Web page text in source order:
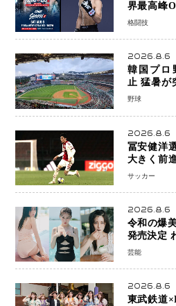
界最高峰
キックボ
格闘技
2026.8.6
韓国プロ
止 猛暑が
の限界」
野球
2026.8.6
冨安健洋
大きく前
前 メディ
サッカー
2026.8.6
令和の爆
発売決定
ッション
芸能
2026.8.6
東武鉄道